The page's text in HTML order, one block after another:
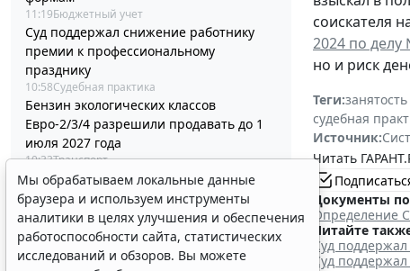
11:19Бюджетный учет
Суд поддержал снижение работнику
премии к профессиональному
празднику
10:58Судебная практика
Бензин экологических классов
Евро-2/3/4 разрешили продавать до 1
июля 2027 года
10:33Транспорт
Минстрой России разъяснил порядок
корректировки проектной
документации и сметы
10:04Бизнес
Вступил в силу стандарт медицинской
соискателя
2024 по делу
но и риск
Теги:
судебная
Источник:
Читать
Документы
Определение
Читайте
Суд
Суд
Мы обрабатываем локальные данные
браузера и используем инструменты
аналитики в целях улучшения и обеспечения
работоспособности сайта, статистических
исследований и обзоров. Вы можете